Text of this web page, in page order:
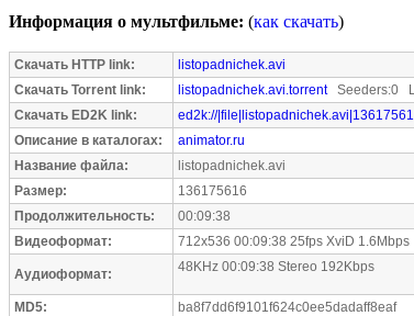
Информация о мультфильме: (как скачать)
Скачать HTTP link:
listopadnichek.avi
Скачать Torrent link:
listopadnichek.avi.torrentSeeders:0
Скачать ED2K link:
ed2k://
Описание в каталогах:
animator.ru
Название файла:
listopadnichek.avi
Размер:
136175616
Продолжительность:
00:09:38
Видеоформат:
712x536 00:09:38 25fps XviD 1.6Mbps
Аудиоформат: 48KHz 00:09:38 Stereo 192Kbps
MD5:
ba8f7dd6f9101f624c0ee5dadaff8eaf